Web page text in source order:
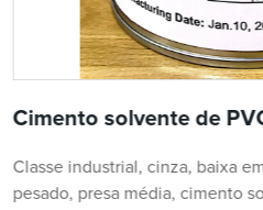
Cimento solvente de
Classe industrial, cinza, baixa
pesado, presa média, cimento